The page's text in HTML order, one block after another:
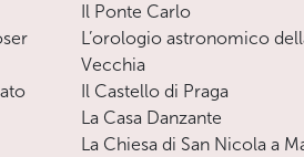
Il Ponte Carlo
L’orologio astronomico
Vecchia
Il Castello di Praga
La Casa Danzante
La Chiesa di San Nicola a